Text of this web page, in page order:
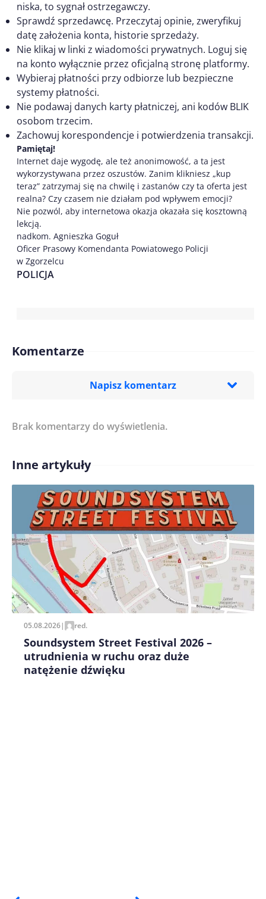
niska, to sygnał ostrzegawczy.
Sprawdź sprzedawcę. Przeczytaj opinie, zweryfikuj
datę założenia konta, historie sprzedaży.
Nie klikaj w linki z wiadomości prywatnych. Loguj się
na konto wyłącznie przez oficjalną stronę platformy.
Wybieraj płatności przy odbiorze lub bezpieczne
systemy płatności.
Nie podawaj danych karty płatniczej, ani kodów BLIK
osobom trzecim.
Zachowuj korespondencje i potwierdzenia transakcji.
Pamiętaj!
Internet daje wygodę, ale też anonimowość, a ta jest
wykorzystywana przez oszustów. Zanim klikniesz „kup
teraz” zatrzymaj się na chwilę i zastanów czy ta oferta jest
realna? Czy czasem nie działam pod wpływem emocji?
Nie pozwól, aby internetowa okazja okazała się kosztowną
lekcją.
nadkom. Agnieszka Goguł
Oficer Prasowy Komendanta Powiatowego Policji
w Zgorzelcu
POLICJA
Komentarze
Napisz komentarz
Treść komentarza*
Imię/ Nick*
Zapamiętaj moje dane w tej przeglądarce podczas
pisania kolejnych komentarzy.
Brak komentarzy do wyświetlenia.
Inne artykuły
05.08.2026| red.
Soundsystem Street Festival 2026 –
utrudnienia w ruchu oraz duże
natężenie dźwięku